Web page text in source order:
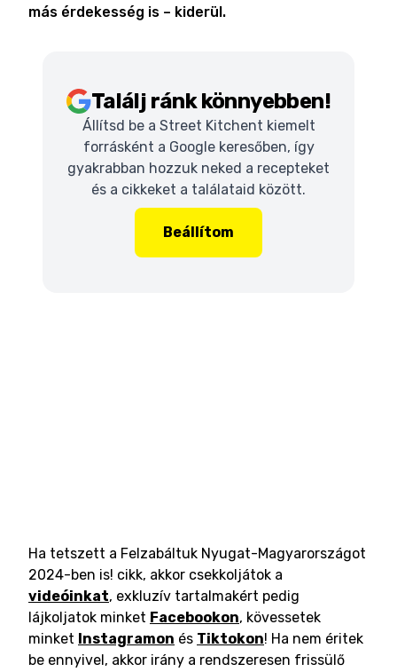
más érdekesség is – kiderül.
Találj ránk könnyebben!
Állítsd be a Street Kitchent kiemelt
forrásként a Google keresőben, így
gyakrabban hozzuk neked a recepteket
és a cikkeket a találataid között.
Beállítom
Ha tetszett a Felzabáltuk Nyugat-Magyarországot
2024-ben is! cikk, akkor csekkoljátok a
videóinkat, exkluzív tartalmakért pedig
lájkoljatok minket Facebookon, kövessetek
minket Instagramon és Tiktokon! Ha nem éritek
be ennyivel, akkor irány a rendszeresen frissülő